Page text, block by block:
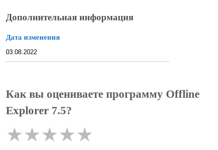
Дополнительная информация
Дата изменения
03.08.2022
Как вы оцениваете программу Offline
Explorer 7.5?
★★★★★